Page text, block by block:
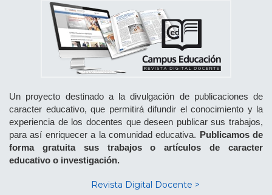
Un proyecto destinado a la divulgación de publicaciones de
caracter educativo, que permitirá difundir el conocimiento y la
experiencia de los docentes que deseen publicar sus trabajos,
para así enriquecer a la comunidad educativa. Publicamos de
forma gratuita sus trabajos o artículos de caracter
educativo o investigación.
Revista Digital Docente >